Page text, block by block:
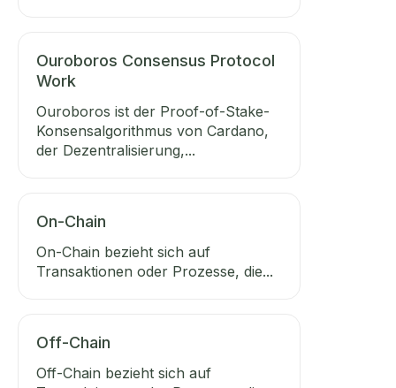
Ouroboros Consensus Protocol
Work
Ouroboros ist der Proof-of-Stake-
Konsensalgorithmus von Cardano,
der Dezentralisierung,...
On-Chain
On-Chain bezieht sich auf
Transaktionen oder Prozesse, die...
Off-Chain
Off-Chain bezieht sich auf